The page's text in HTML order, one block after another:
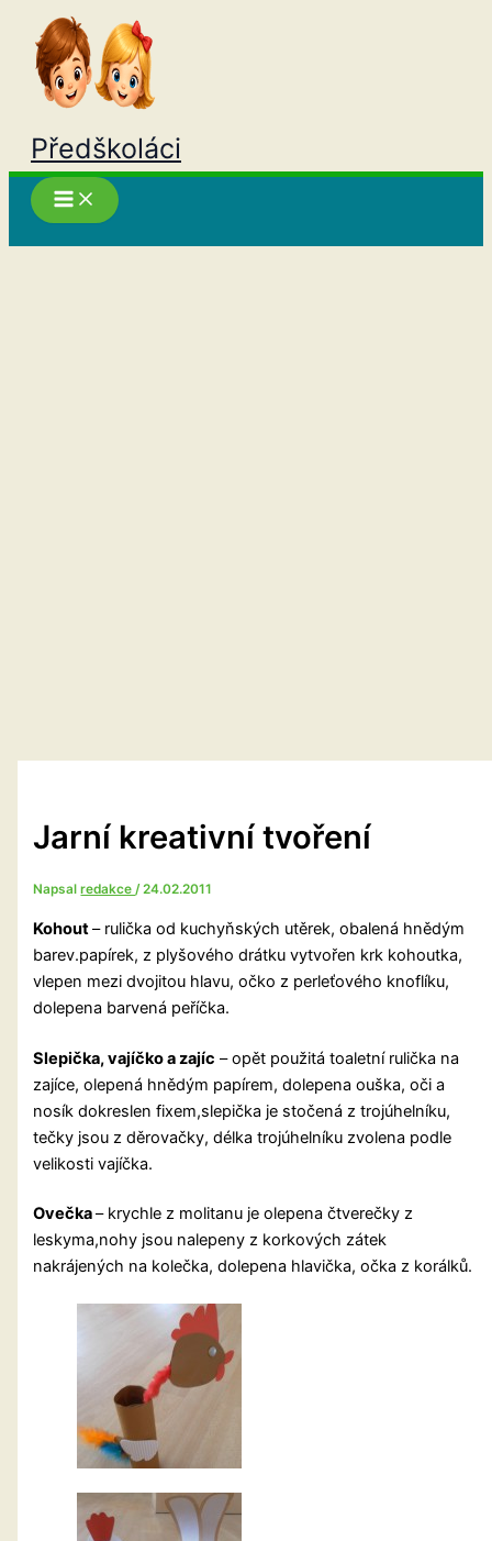
Přeskočit
obsah
Předškoláci
Jarní kreativní tvoření
Napsalredakce/24.02.2011
Kohout– rulička od kuchyňských utěrek, obalená hnědým
barev.papírek, z plyšového drátku vytvořen krk kohoutka,
vlepen mezi dvojitou hlavu, očko z perleťového knoflíku,
dolepena barvená peříčka.
Slepička, vajíčko a zajíc – opět použitá toaletní rulička na
zajíce, olepená hnědým papírem, dolepena ouška, oči a
nosík dokreslen fixem,slepička je stočená z trojúhelníku,
tečky jsou z děrovačky, délka trojúhelníku zvolena podle
velikosti vajíčka.
Ovečka– krychle z molitanu je olepena čtverečky z
leskyma,nohy jsou nalepeny z korkových zátek
nakrájených na kolečka, dolepena hlavička, očka z korálků.